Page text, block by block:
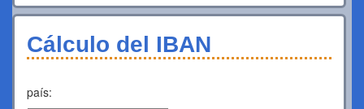
Cálculo del IBAN
país: